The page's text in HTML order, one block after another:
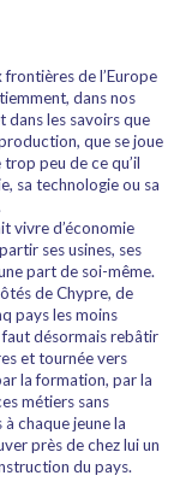
de l’Europe
dans nos
dans les savoirs que
que se joue
peu de ce qu’il
sa technologie ou sa
vivre d’économie
ses usines, ses
part de soi-même.
de Chypre, de
pays les moins
faut désormais rebâtir
et tournée vers
la formation, par la
métiers sans
chaque jeune la
près de chez lui un
du pays.